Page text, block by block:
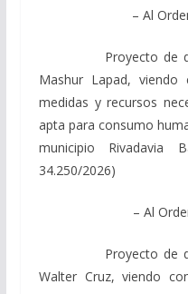
– Al
Proyecto de
Mashur Lapad,
medidas y recursos
apta para consumo
municipio Rivadavia
34.250/2026)
– Al
Proyecto de
Walter Cruz, viendo